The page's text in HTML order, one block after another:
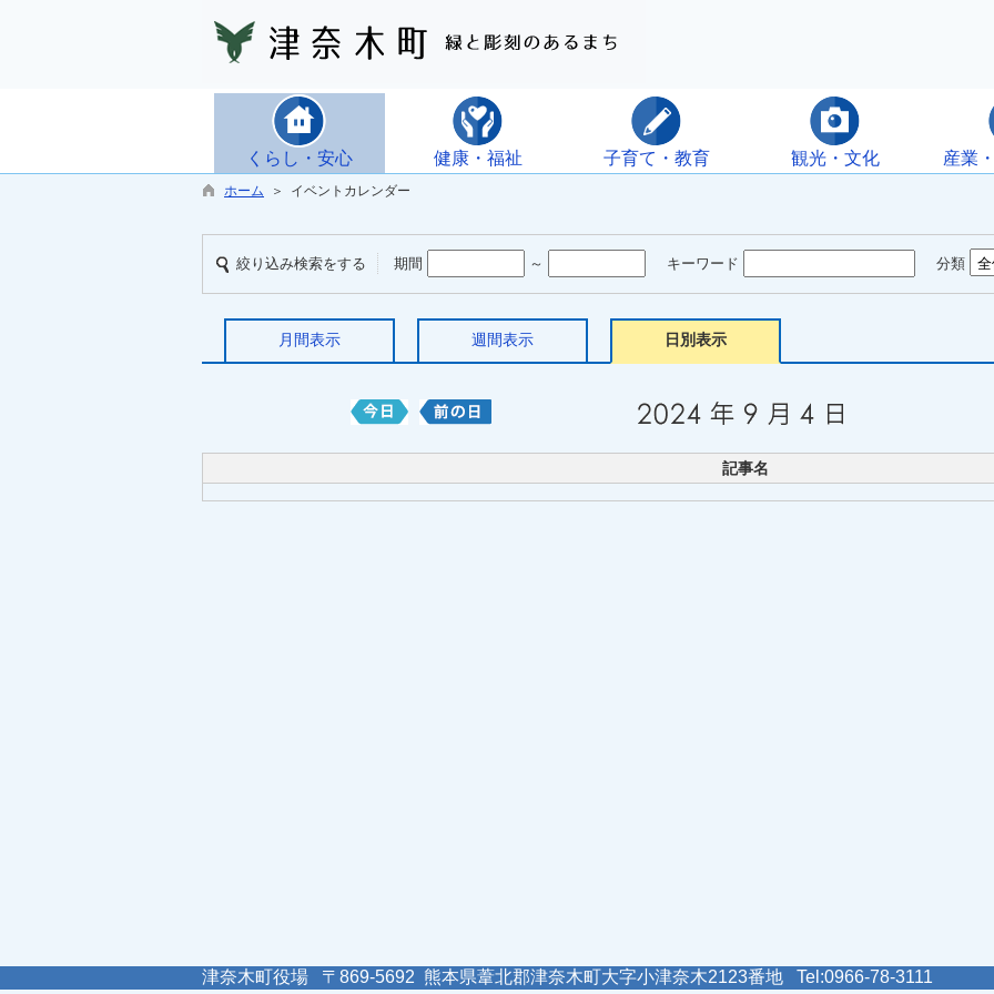
くらし・安心 健康・福祉 子育て・教育 観光・文化 産業
ホーム ＞ イベントカレンダー
絞り込み検索をする 期間 ～ キーワード 分類
月間表示 週間表示 日別表示
記事名
津奈木町役場 〒869-5692 熊本県葦北郡津奈木町大字小津奈木2123番地 Tel:0966-78-3111